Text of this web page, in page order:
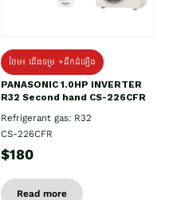
ថែម៖ ជើងទម្រ +ដឹកដំឡើង
PANASONIC 1.0HP INVERTER
R32 Second hand CS-226CFR
Refrigerant gas: R32
CS-226CFR
$180
Read more